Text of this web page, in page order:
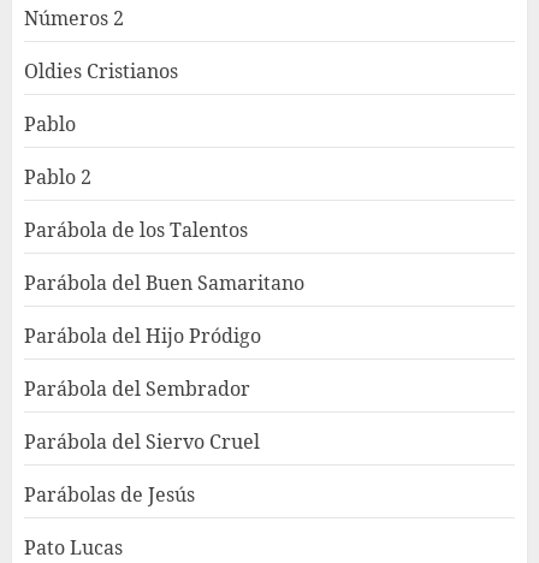
Números 2
Oldies Cristianos
Pablo
Pablo 2
Parábola de los Talentos
Parábola del Buen Samaritano
Parábola del Hijo Pródigo
Parábola del Sembrador
Parábola del Siervo Cruel
Parábolas de Jesús
Pato Lucas